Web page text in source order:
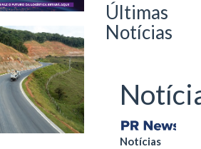
Últimas
Notícias
Notícias